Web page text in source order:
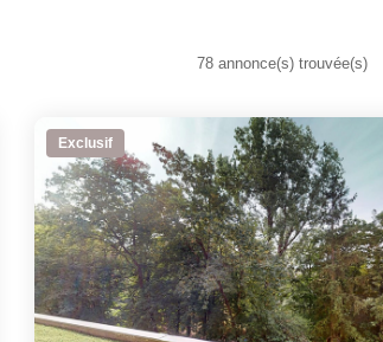
78 annonce(s) trouvée(s)
Exclusif